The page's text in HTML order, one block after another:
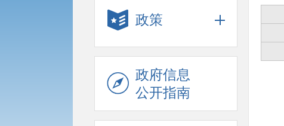
政策
政府信息
公开指南